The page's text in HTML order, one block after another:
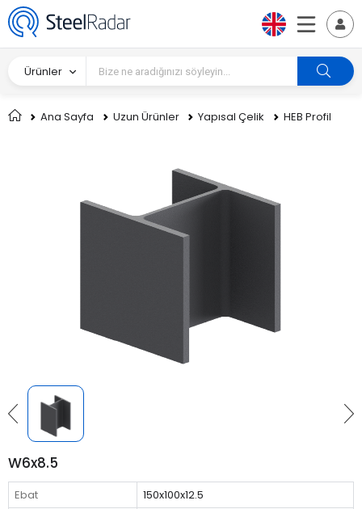
Ürünler
Ana Sayfa Uzun Ürünler Yapısal Çelik HEB Profil
W6x8.5
Ebat
150x100x12.5